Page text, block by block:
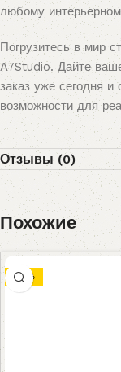
любому
Погрузитесь в мир
A7Studio. Дайте
заказ уже сегодня и
возможности для
Отзывы (0)
Похожие
-10%